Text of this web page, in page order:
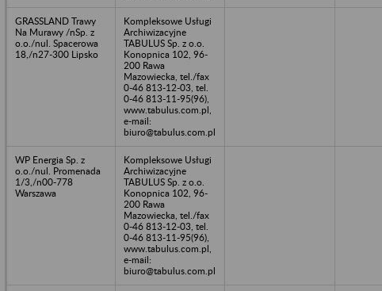
GRASSLAND Trawy
Na Murawy /nSp. z
o.o./nul. Spacerowa
18,/n27-300 Lipsko
Kompleksowe Usługi
Archiwizacyjne
TABULUS Sp. z o.o.
Konopnica 102, 96-
200 Rawa
Mazowiecka, tel./fax
0-46 813-12-03, tel.
0-46 813-11-95(96),
www.tabulus.com.pl,
e-mail:
biuro@tabulus.com.pl
WP Energia Sp. z
o.o./nul. Promenada
1/3,/n00-778
Warszawa
Kompleksowe Usługi
Archiwizacyjne
TABULUS Sp. z o.o.
Konopnica 102, 96-
200 Rawa
Mazowiecka, tel./fax
0-46 813-12-03, tel.
0-46 813-11-95(96),
www.tabulus.com.pl,
e-mail:
biuro@tabulus.com.pl